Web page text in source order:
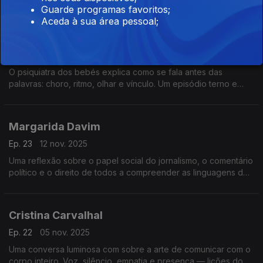
humano sobre ver e sentir o mundo.
O psiquiatra dos bebés explica como se fala antes das
palavras: choro, ritmo, olhar e vínculo. Um episódio terno e
Margarida Davim
Ep. 23
12 nov. 2025
Uma reflexão sobre o papel social do jornalismo, o comentário
político e o direito de todos a compreender as linguagens do
Cristina Carvalhal
Ep. 22
05 nov. 2025
Uma conversa luminosa com sobre a arte de comunicar com o
corpo inteiro. Voz, silêncio, empatia e presença — lições do
Guarde programas favoritos;
Aceda à sua área pessoal;